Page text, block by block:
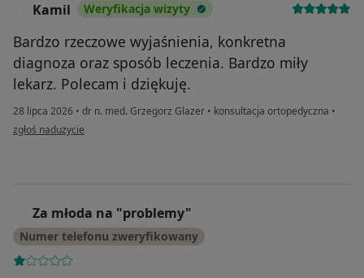
Kamil Weryfikacja wizyty
Bardzo rzeczowe wyjaśnienia, konkretna
diagnoza oraz sposób leczenia. Bardzo miły
lekarz. Polecam i dziękuję.
28 lipca 2026 • dr n. med. Grzegorz Glazer • konsultacja ortopedyczna •
w opinii użytkownika Kamil
zgłoś nadużycie
Za młoda na "problemy"
Numer telefonu zweryfikowany